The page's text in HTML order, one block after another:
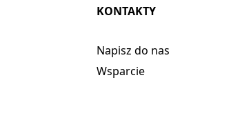
KONTAKTY
Napisz do nas
Wsparcie